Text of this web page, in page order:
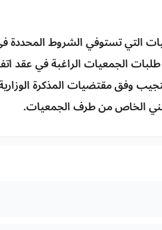
التي تستوفي الشروط المحددة في
بقبول ومعالجة طلبات الجمعيات الراغبة في